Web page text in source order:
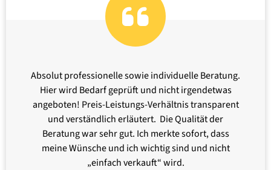
Absolut professionelle sowie individuelle Beratung.
Hier wird Bedarf geprüft und nicht irgendetwas
angeboten! Preis-Leistungs-Verhältnis transparent
und verständlich erläutert. Die Qualität der
Beratung war sehr gut. Ich merkte sofort, dass
meine Wünsche und ich wichtig sind und nicht
„einfach verkauft“ wird.